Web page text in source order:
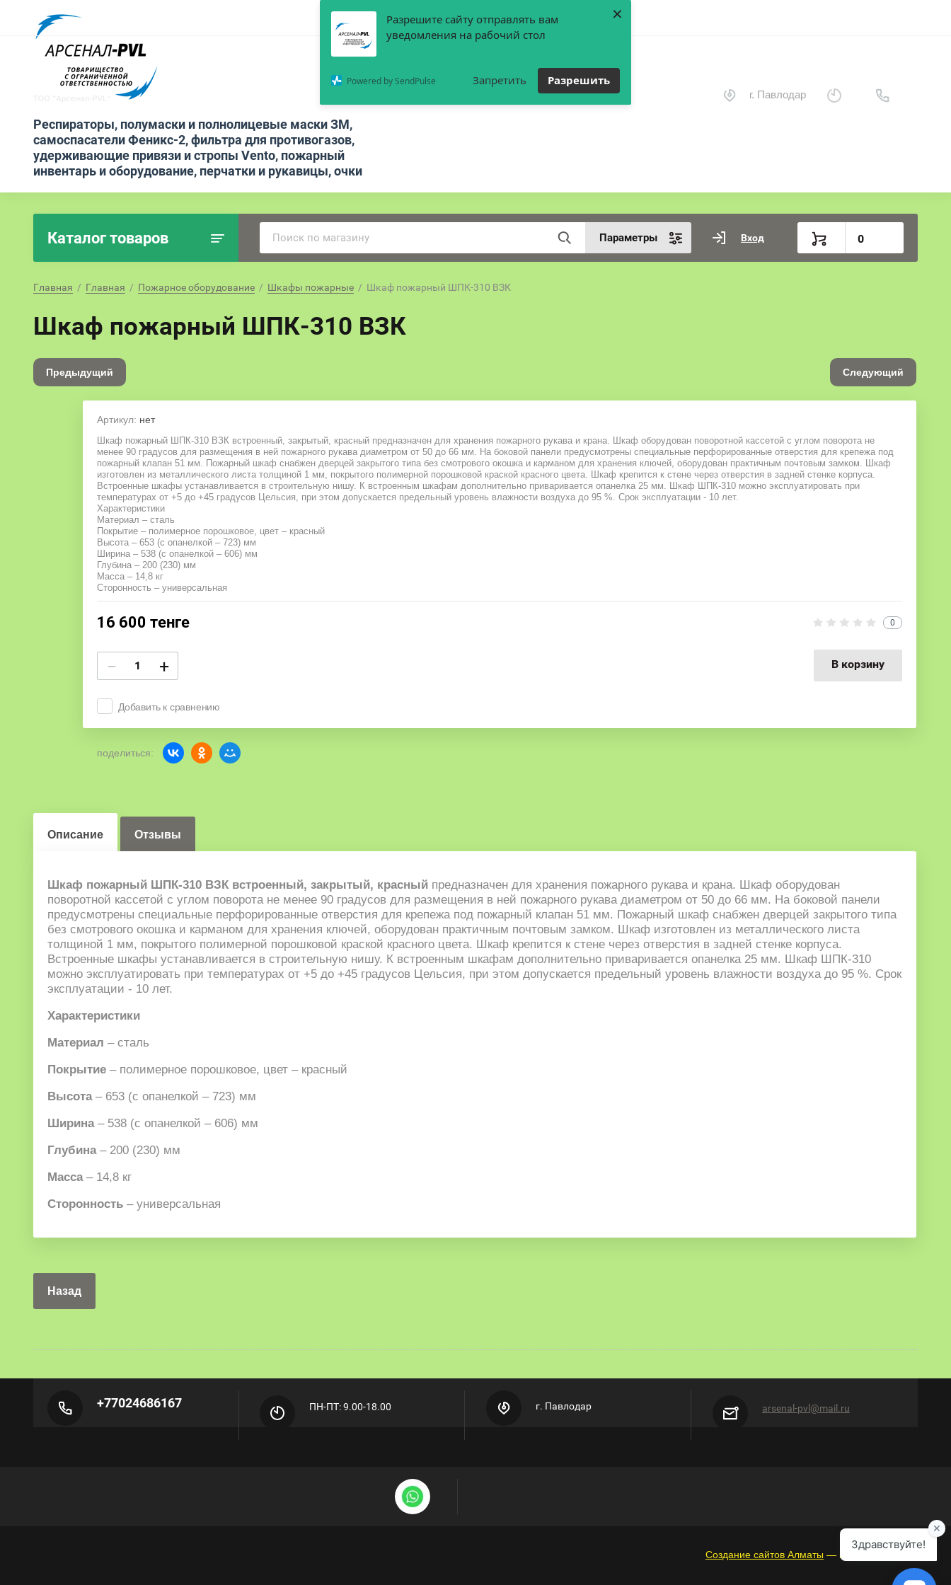
Разрешите сайту отправлять вам
уведомления на рабочий стол
Powered by SendPulse Запретить Разрешить
×
Респираторы, полумаски и полнолицевые маски ЗМ,
самоспасатели Феникс-2, фильтра для противогазов,
удерживающие привязи и стропы Vento, пожарный
инвентарь и оборудование, перчатки и рукавицы, очки
г. Павлодар
Каталог товаров Параметры Вход 0
Главная
  /
Главная
  /
Пожарное оборудование
  /
Шкафы пожарные
  /  Шкаф пожарный ШПК-310 ВЗК
Шкаф пожарный ШПК-310 ВЗК
Предыдущий Следующий
Артикул: нет
Шкаф пожарный ШПК-310 ВЗК встроенный, закрытый, красный предназначен для хранения пожарного рукава и крана. Шкаф оборудован поворотной кассетой с углом поворота не
менее 90 градусов для размещения в ней пожарного рукава диаметром от 50 до 66 мм. На боковой панели предусмотрены специальные перфорированные отверстия для крепежа под
пожарный клапан 51 мм. Пожарный шкаф снабжен дверцей закрытого типа без смотрового окошка и карманом для хранения ключей, оборудован практичным почтовым замком. Шкаф
изготовлен из металлического листа толщиной 1 мм, покрытого полимерной порошковой краской красного цвета. Шкаф крепится к стене через отверстия в задней стенке корпуса.
Встроенные шкафы устанавливается в строительную нишу. К встроенным шкафам дополнительно приваривается опанелка 25 мм. Шкаф ШПК-310 можно эксплуатировать при
температурах от +5 до +45 градусов Цельсия, при этом допускается предельный уровень влажности воздуха до 95 %. Срок эксплуатации - 10 лет.
Характеристики
Материал – сталь
Покрытие – полимерное порошковое, цвет – красный
Высота – 653 (с опанелкой – 723) мм
Ширина – 538 (с опанелкой – 606) мм
Глубина – 200 (230) мм
Масса – 14,8 кг
Сторонность – универсальная
16 600 тенге 0
− + В корзину
Добавить к сравнению
поделиться:
Описание Отзывы
Шкаф пожарный ШПК-310 ВЗК встроенный, закрытый, красный предназначен для хранения пожарного рукава и крана. Шкаф оборудован
поворотной кассетой с углом поворота не менее 90 градусов для размещения в ней пожарного рукава диаметром от 50 до 66 мм. На боковой панели
предусмотрены специальные перфорированные отверстия для крепежа под пожарный клапан 51 мм. Пожарный шкаф снабжен дверцей закрытого типа
без смотрового окошка и карманом для хранения ключей, оборудован практичным почтовым замком. Шкаф изготовлен из металлического листа
толщиной 1 мм, покрытого полимерной порошковой краской красного цвета. Шкаф крепится к стене через отверстия в задней стенке корпуса.
Встроенные шкафы устанавливается в строительную нишу. К встроенным шкафам дополнительно приваривается опанелка 25 мм. Шкаф ШПК-310
можно эксплуатировать при температурах от +5 до +45 градусов Цельсия, при этом допускается предельный уровень влажности воздуха до 95 %. Срок
эксплуатации - 10 лет.
Характеристики
Материал – сталь
Покрытие – полимерное порошковое, цвет – красный
Высота– 653 (с опанелкой – 723) мм
Ширина– 538 (с опанелкой – 606) мм
Глубина– 200 (230) мм
Масса – 14,8 кг
Сторонность – универсальная
Назад
+77024686167 ПН-ПТ: 9.00-18.00 г. Павлодар arsenal-pvl@mail.ru
Создание сайтов Алматы — megagroup.kz